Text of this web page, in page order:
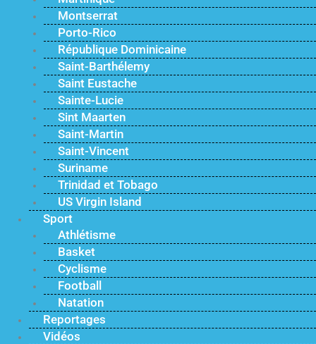
Montserrat
Porto-Rico
République Dominicaine
Saint-Barthélemy
Saint Eustache
Sainte-Lucie
Sint Maarten
Saint-Martin
Saint-Vincent
Suriname
Trinidad et Tobago
US Virgin Island
Sport
Athlétisme
Basket
Cyclisme
Football
Natation
Reportages
Vidéos